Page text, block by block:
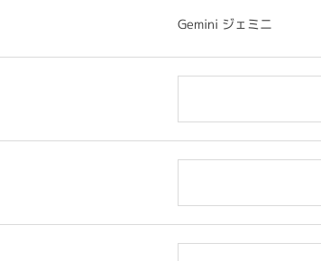
Gemini ジェミニ